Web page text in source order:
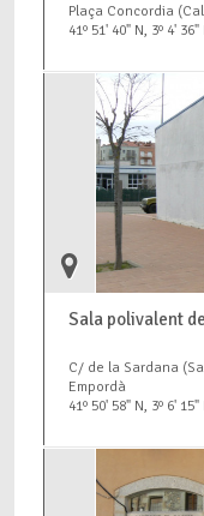
Plaça Concordia
41º 51' 40" N, 3º 4' 36"
Sala polivalent
C/ de la Sardana
Empordà
41º 50' 58" N, 3º 6' 15"